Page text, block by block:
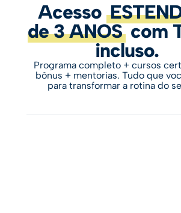
Acesso
de 3 ANOScom
incluso.
Programa completo + cursos
bônus + mentorias. Tudo que
para transformar a rotina do